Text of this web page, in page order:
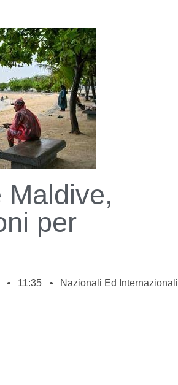
Maldive,
per
11:35 Nazionali Ed Internazionali